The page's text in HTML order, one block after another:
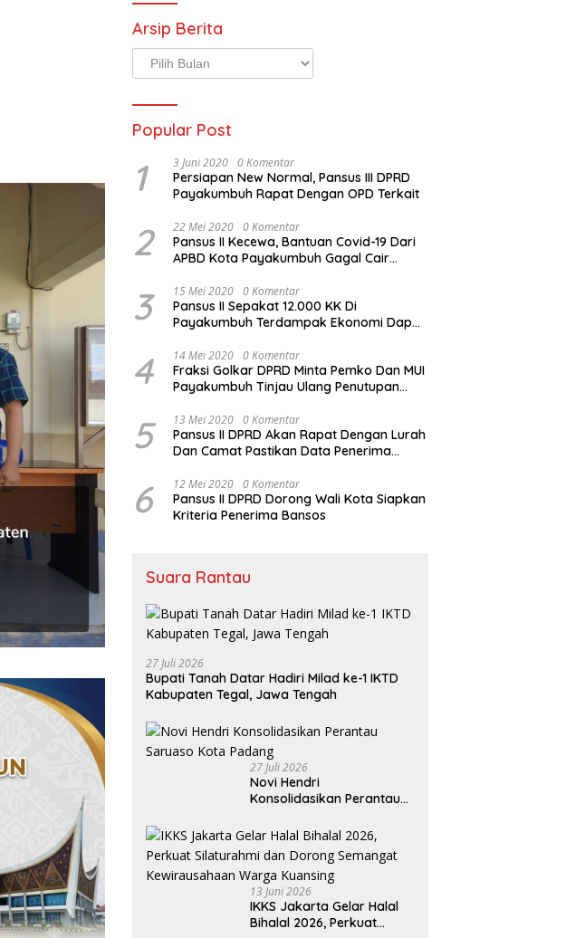
Arsip Berita
Arsip
Berita
Popular Post
1 3 Juni 2020 0 Komentar
Persiapan New Normal, Pansus III DPRD
Payakumbuh Rapat Dengan OPD Terkait
2 22 Mei 2020 0 Komentar
Pansus II Kecewa, Bantuan Covid-19 Dari
APBD Kota Payakumbuh Gagal Cair
3 15 Mei 2020 0 Komentar
Pansus II Sepakat 12.000 KK Di
Payakumbuh Terdampak Ekonomi Dapat
4 14 Mei 2020 0 Komentar
Fraksi Golkar DPRD Minta Pemko Dan MUI
Payakumbuh Tinjau Ulang Penutupan
5 13 Mei 2020 0 Komentar
Pansus II DPRD Akan Rapat Dengan Lurah
Dan Camat Pastikan Data Penerima
6 12 Mei 2020 0 Komentar
Pansus II DPRD Dorong Wali Kota Siapkan
Kriteria Penerima Bansos
Suara Rantau
27 Juli 2026
Bupati Tanah Datar Hadiri Milad ke-1 IKTD
Kabupaten Tegal, Jawa Tengah
27 Juli 2026
Novi Hendri
Konsolidasikan Perantau
13 Juni 2026
IKKS Jakarta Gelar Halal
Bihalal 2026, Perkuat